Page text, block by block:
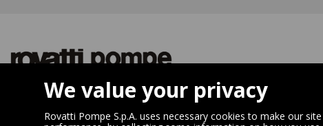
苏州罗瓦迪水泵有限公司
中国江苏省太仓市娄江北路8号B06
SUZHOU
Loujiang North
We value your privacy
Rovatti Pompe S.p.A. uses necessary cookies to make our